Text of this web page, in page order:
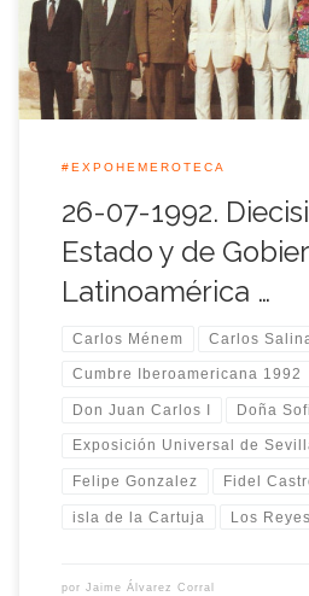
la inauguración […]
#EXPOHEMEROTECA
26-07-1992.
Estado y de
Latinoamérica …
Carlos Ménem Carlos
Cumbre Iberoamericana 1992
Don Juan Carlos I Doña
Exposición Universal de
Felipe Gonzalez Fidel
isla de la Cartuja Los
por Jaime Álvarez Corral